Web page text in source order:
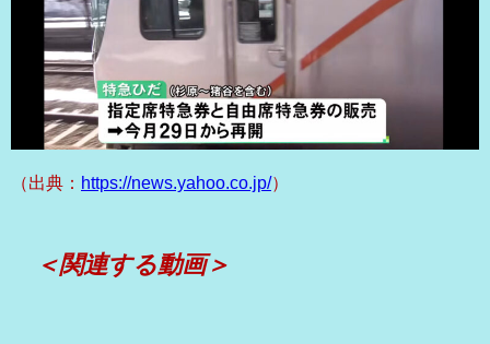
（出典： https://news.yahoo.co.jp/）
＜関連する動画＞